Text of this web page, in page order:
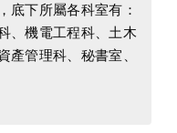
底下所屬各科室有：
、機電工程科、土木
產管理科、秘書室、